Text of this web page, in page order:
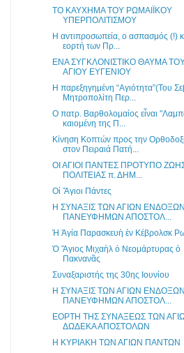
ΤΟ ΚΑΥΧΗΜΑ ΤΟΥ ΡΩΜΑΙΪΚΟΥ
ΥΠΕΡΠΟΛΙΤΙΣΜΟΥ
Η αντιπροσωπεία, ο ασπασμός (!)
εορτή των Πρ...
ΕΝΑ ΣΥΓΚΛΟΝΙΣΤΙΚΟ ΘΑΥΜΑ
ΑΓΙΟΥ ΕΥΓΕΝΙΟΥ
Η παρεξηγημένη “Αγιότητα”(Του
Μητροπολίτη Περ...
Ο πατρ. Βαρθολομαίος εἶναι
καιομένη της Π...
Κίνηση Κοπτών προς την
στον Πειραιά Πατή...
ΟΙ ΑΓΙΟΙ ΠΑΝΤΕΣ ΠΡΟΤΥΠΟ ΖΩΗΣ
ΠΟΛΙΤΕΙΑΣ π. ΔΗΜ...
Οἱ Ἅγιοι Πάντες
Η ΣΥΝΑΞΙΣ ΤΩΝ ΑΓΙΩΝ ΕΝΔΟΞΩΝ
ΠΑΝΕΥΦΗΜΩΝ ΑΠΟΣΤΟΛ...
Ἡ Ἁγία Παρασκευὴ ἐν Κέβρολσκ
Ὁ Ἅγιος Μιχαὴλ ὁ Νεομάρτυρας ὁ
Πακνανᾶς
Συναξαριστής της 30ης Ιουνίου
Η ΣΥΝΑΞΙΣ ΤΩΝ ΑΓΙΩΝ ΕΝΔΟΞΩΝ
ΠΑΝΕΥΦΗΜΩΝ ΑΠΟΣΤΟΛ...
ΕΟΡΤΗ ΤΗΣ ΣΥΝΑΞΕΩΣ ΤΩΝ
ΔΩΔΕΚΑ ΑΠΟΣΤΟΛΩΝ
Η ΚΥΡΙΑΚΗ ΤΩΝ ΑΓΙΩΝ ΠΑΝΤΩΝ